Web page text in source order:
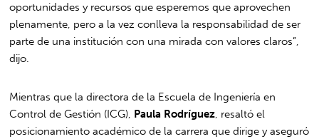
oportunidades y recursos que esperemos que aprovechen
plenamente, pero a la vez conlleva la responsabilidad de ser
parte de una institución con una mirada con valores claros”,
dijo.
Mientras que la directora de la Escuela de Ingeniería en
Control de Gestión (ICG), Paula Rodríguez, resaltó el
posicionamiento académico de la carrera que dirige y aseguró